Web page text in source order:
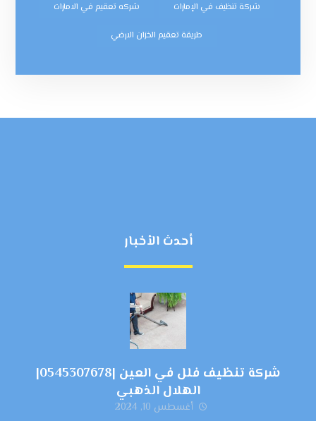
شركة تنظيف في الإمارات شركه تعقيم في الامارات
طريقة تعقيم الخزان الارضي
أحدث الأخبار
شركة تنظيف فلل في العين |0545307678|
الهلال الذهبي
أغسطس 10, 2024